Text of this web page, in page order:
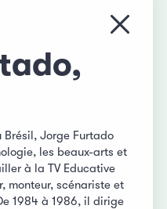
Brésil, Jorge Furtado
les beaux-arts et
à la TV Educative
monteur, scénariste et
1984 à 1986, il dirige